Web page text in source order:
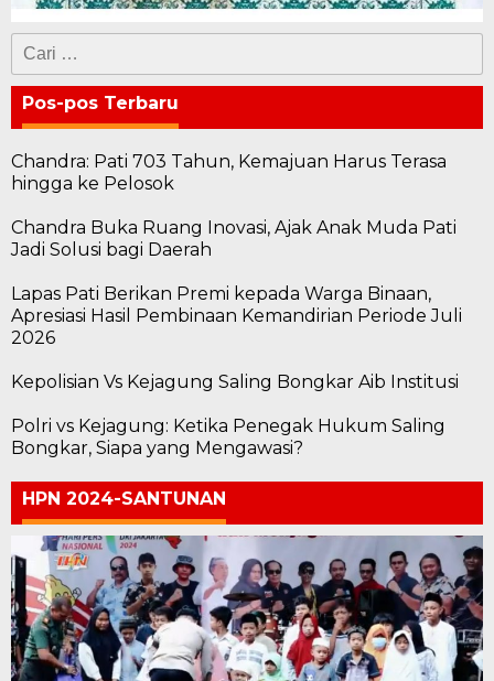
Cari
untuk:
Pos-pos Terbaru
Chandra: Pati 703 Tahun, Kemajuan Harus Terasa
hingga ke Pelosok
Chandra Buka Ruang Inovasi, Ajak Anak Muda Pati
Jadi Solusi bagi Daerah
Lapas Pati Berikan Premi kepada Warga Binaan,
Apresiasi Hasil Pembinaan Kemandirian Periode Juli
2026
Kepolisian Vs Kejagung Saling Bongkar Aib Institusi
Polri vs Kejagung: Ketika Penegak Hukum Saling
Bongkar, Siapa yang Mengawasi?
HPN 2024-SANTUNAN